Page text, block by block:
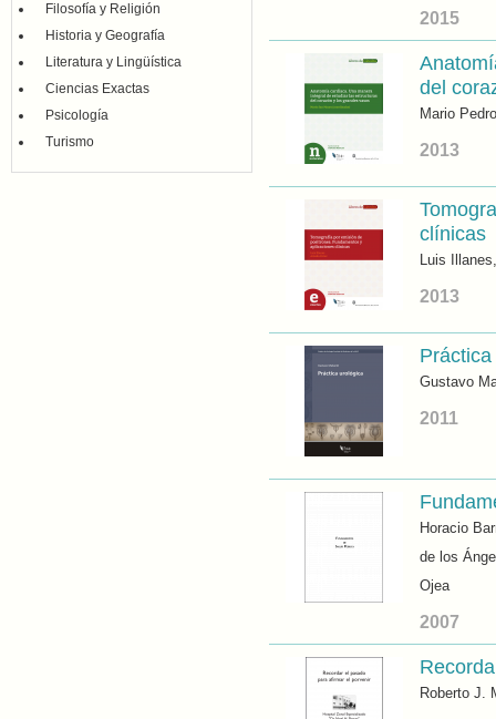
Filosofía y Religión
Historia y Geografía
Literatura y Lingüística
Ciencias Exactas
Psicología
Turismo
2015
del
Mario
2013
clínicas
Luis
2013
Gustavo
2011
Horacio
de los
Ojea
2007
Roberto J.